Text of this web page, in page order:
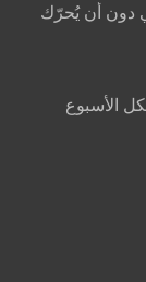
دون أن يُحرّك
الأسبوع